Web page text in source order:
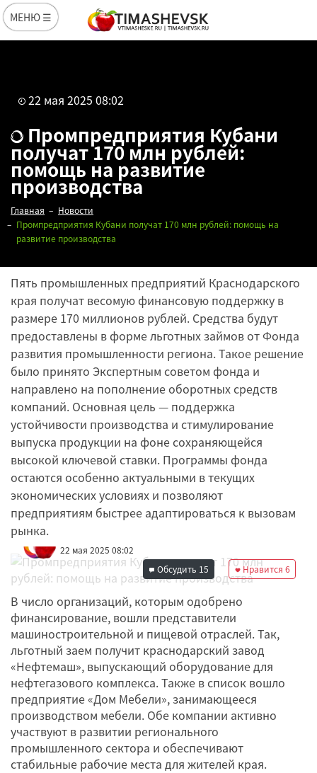
МЕНЮ ☰
22 мая 2025 08:02
Промпредприятия Кубани
получат 170 млн рублей:
помощь на развитие
производства
Главная
Новости
Промпредприятия Кубани получат 170 млн рублей: помощь на
развитие производства
Пять промышленных предприятий Краснодарского
края получат весомую финансовую поддержку в
размере 170 миллионов рублей. Средства будут
предоставлены в форме льготных займов от Фонда
развития промышленности региона. Такое решение
было принято Экспертным советом фонда и
направлено на пополнение оборотных средств
компаний. Основная цель — поддержка
устойчивости производства и стимулирование
выпуска продукции на фоне сохраняющейся
высокой ключевой ставки. Программы фонда
остаются особенно актуальными в текущих
экономических условиях и позволяют
предприятиям быстрее адаптироваться к вызовам
рынка.
22 мая 2025 08:02
Нравится 6
Обсудить 15
В число организаций, которым одобрено
финансирование, вошли представители
машиностроительной и пищевой отраслей. Так,
льготный заем получит краснодарский завод
«Нефтемаш», выпускающий оборудование для
нефтегазового комплекса. Также в список вошло
предприятие «Дом Мебели», занимающееся
производством мебели. Обе компании активно
участвуют в развитии регионального
промышленного сектора и обеспечивают
стабильные рабочие места для жителей края.